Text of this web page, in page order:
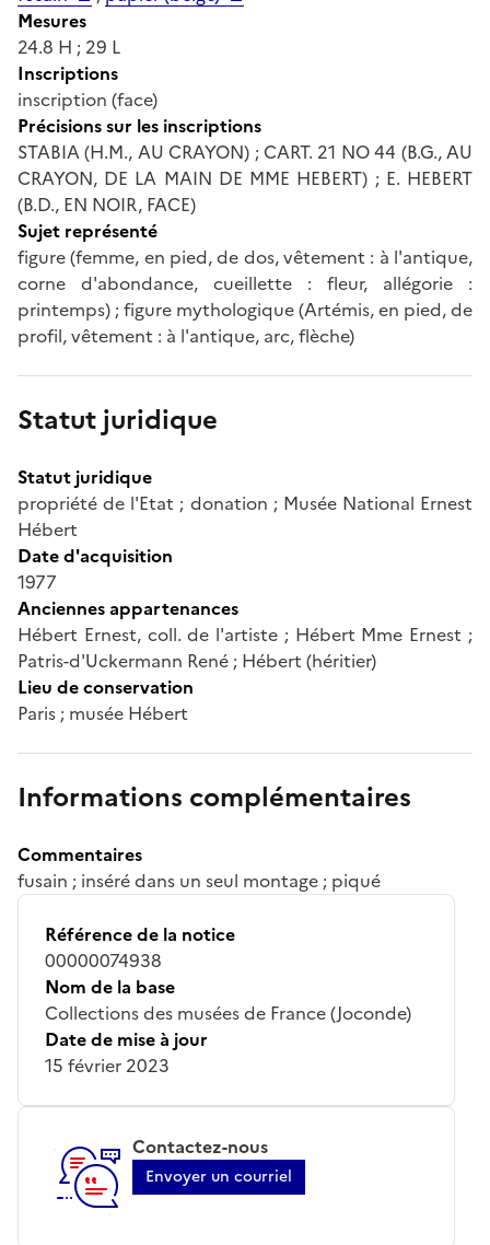
Mesures
24.8 H ; 29 L
Inscriptions
inscription (face)
Précisions sur les inscriptions
STABIA (H.M., AU CRAYON) ; CART. 21 NO 44 (B.G., AU
CRAYON, DE LA MAIN DE MME HEBERT) ; E. HEBERT
(B.D., EN NOIR, FACE)
Sujet représenté
figure (femme, en pied, de dos, vêtement : à l'antique,
corne d'abondance, cueillette : fleur, allégorie :
printemps) ; figure mythologique (Artémis, en pied, de
profil, vêtement : à l'antique, arc, flèche)
Statut juridique
Statut juridique
propriété de l'Etat ; donation ; Musée National Ernest
Hébert
Date d'acquisition
1977
Anciennes appartenances
Hébert Ernest, coll. de l'artiste ; Hébert Mme Ernest ;
Patris-d'Uckermann René ; Hébert (héritier)
Lieu de conservation
Paris ; musée Hébert
Informations complémentaires
Commentaires
fusain ; inséré dans un seul montage ; piqué
Référence de la notice
00000074938
Nom de la base
Collections des musées de France (Joconde)
Date de mise à jour
15 février 2023
Contactez-nous
Envoyer un courriel